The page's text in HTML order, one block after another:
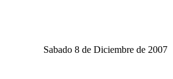
Sabado 8 de Diciembre de 2007